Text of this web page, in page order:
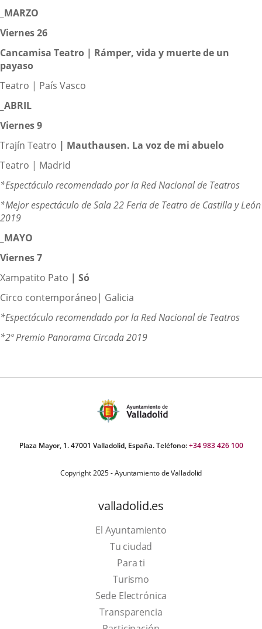
_MARZO
Viernes 26
Cancamisa Teatro | Rámper, vida y muerte de un
payaso
Teatro | País Vasco
_ABRIL
Viernes 9
Trajín Teatro | Mauthausen. La voz de mi abuelo
Teatro | Madrid
*Espectáculo recomendado por la Red Nacional de Teatros
*Mejor espectáculo de Sala 22 Feria de Teatro de Castilla y León
2019
_MAYO
Viernes 7
Xampatito Pato | Só
Circo contemporáneo| Galicia
*Espectáculo recomendado por la Red Nacional de Teatros
*2º Premio Panorama Circada 2019
Plaza Mayor, 1. 47001 Valladolid, España. Teléfono:+34 983 426 100
Copyright 2025 - Ayuntamiento de Valladolid
valladolid.es
El Ayuntamiento
Tu ciudad
Para ti
TurismoThis
link
will
Sede Electrónica
Transparencia